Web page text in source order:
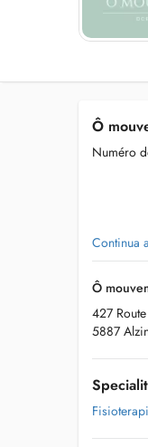
Ô
Numéro
Continua
Ô
427
5887